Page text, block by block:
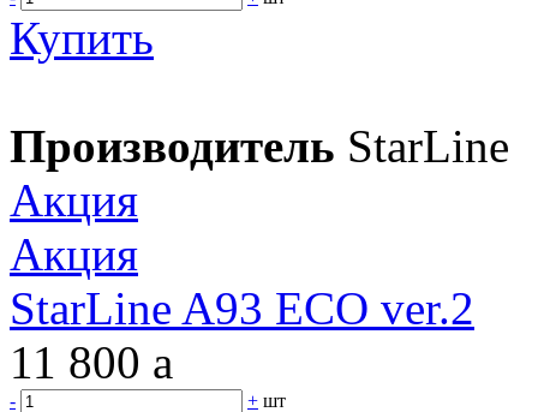
Купить
Производитель StarLine
Акция
Акция
StarLine A93 ECO ver.2
11 800 a
- + шт